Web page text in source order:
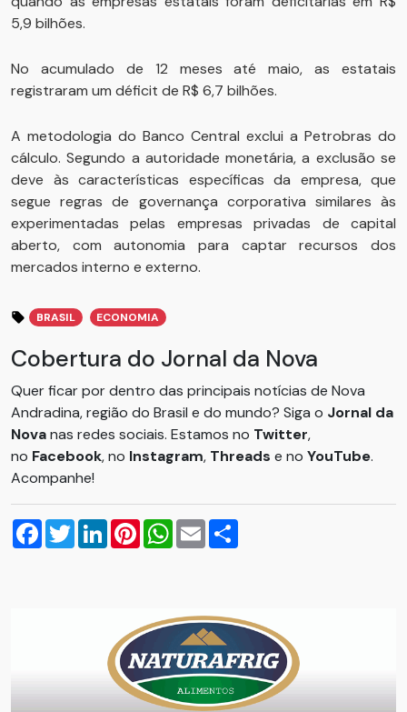
5,9 bilhões.
No acumulado de 12 meses até maio, as estatais
registraram um déficit de R$ 6,7 bilhões.
A metodologia do Banco Central exclui a Petrobras do
cálculo. Segundo a autoridade monetária, a exclusão se
deve às características específicas da empresa, que
segue regras de governança corporativa similares às
experimentadas pelas empresas privadas de capital
aberto, com autonomia para captar recursos dos
mercados interno e externo.
BRASIL ECONOMIA
Cobertura do Jornal da Nova
Quer ficar por dentro das principais notícias de Nova
Andradina, região do Brasil e do mundo? Siga o Jornal da
Novanas redes sociais. Estamos no Twitter,
no Facebook, no Instagram, Threads e no YouTube.
Acompanhe!
Facebook
TwitterLinkedInPinterestWhatsApp
Email